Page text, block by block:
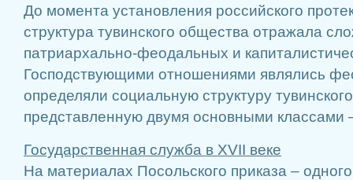
До момента установления российского
структура тувинского общества отражала
патриархально-феодальных и
Господствующими отношениями являлись
определяли социальную структуру
представленную двумя основными классами
Государственная служба в XVII веке
На материалах Посольского приказа –